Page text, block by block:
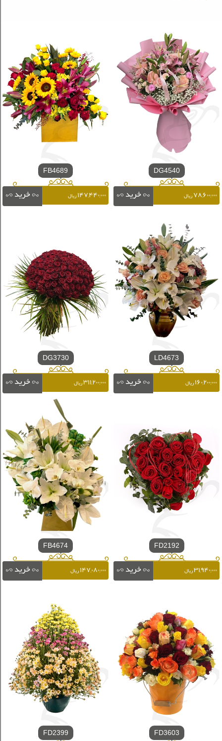
DG4540
۷۸,۶۰۰,۰۰۰ریال
FB4689
۱۴۷,۴۴۰,۰۰۰ریال
LD4673
۱۶۰,۲۰۰,۰۰۰ریال
DG3730
۳۱۱,۲۰۰,۰۰۰ریال
FD2192
۳۱,۹۴۰,۰۰۰ریال
FB4674
۱۴۷,۰۸۰,۰۰۰ریال
FD3603
FD2399